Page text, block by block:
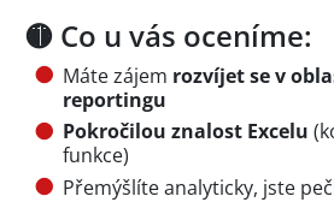
🟡 Co u vás oceníme:
Máte zájem rozvíjet se v
reportingu
Pokročilou znalost Excelu
funkce)
Přemýšlíte analyticky, jste